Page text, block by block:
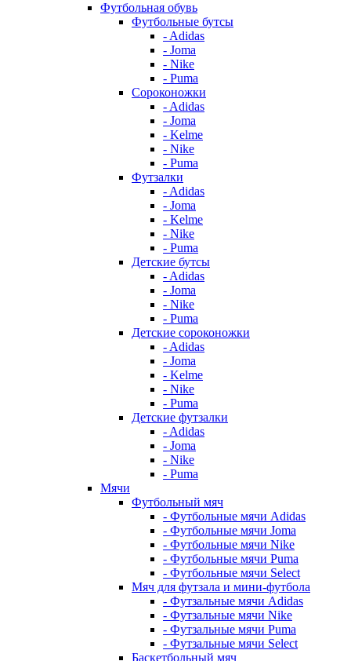
Футбольная обувь
Футбольные бутсы
- Adidas
- Joma
- Nike
- Puma
Сороконожки
- Adidas
- Joma
- Kelme
- Nike
- Puma
Футзалки
- Adidas
- Joma
- Kelme
- Nike
- Puma
Детские бутсы
- Adidas
- Joma
- Nike
- Puma
Детские сороконожки
- Adidas
- Joma
- Kelme
- Nike
- Puma
Детские футзалки
- Adidas
- Joma
- Nike
- Puma
Мячи
Футбольный мяч
- Футбольные мячи Adidas
- Футбольные мячи Joma
- Футбольные мячи Nike
- Футбольные мячи Puma
- Футбольные мячи Select
Мяч для футзала и мини-футбола
- Футзальные мячи Adidas
- Футзальные мячи Nike
- Футзальные мячи Puma
- Футзальные мячи Select
Баскетбольный мяч